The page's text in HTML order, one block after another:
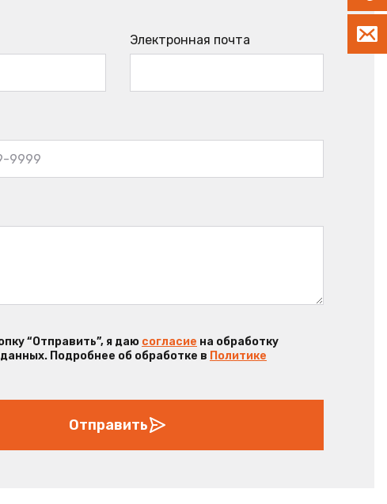
Электронная почта
“Отправить”, я даю согласие на обработку
Подробнее об обработке в Политике
Отправить